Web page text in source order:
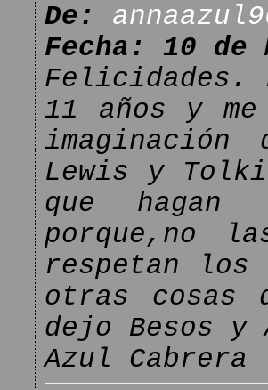
De:
Fecha: 10 de
Felicidades.
11 años y
Lewis y
que
porque,no
respetan los
otras cosas
dejo Besos y
Azul Cabrera